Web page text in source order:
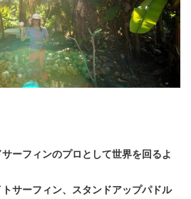
ーフィンのプロとして世界を回るよ
サーフィン、スタンドアップパドル